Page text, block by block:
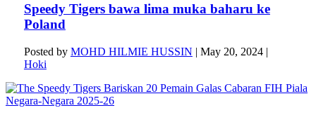
Speedy Tigers bawa lima muka baharu ke
Poland
Posted by MOHD HILMIE HUSSIN | May 20, 2024|
Hoki